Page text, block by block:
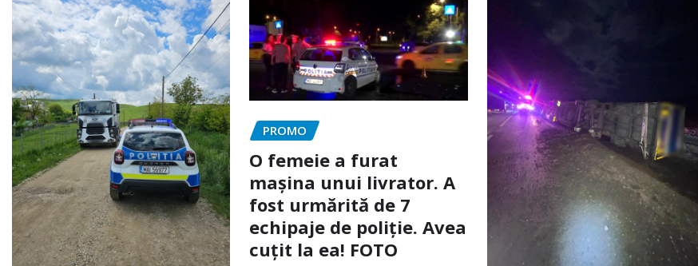
PROMO
O femeie a furat
mașina unui livrator. A
fost urmărită de 7
echipaje de poliție. Avea
cuțit la ea! FOTO